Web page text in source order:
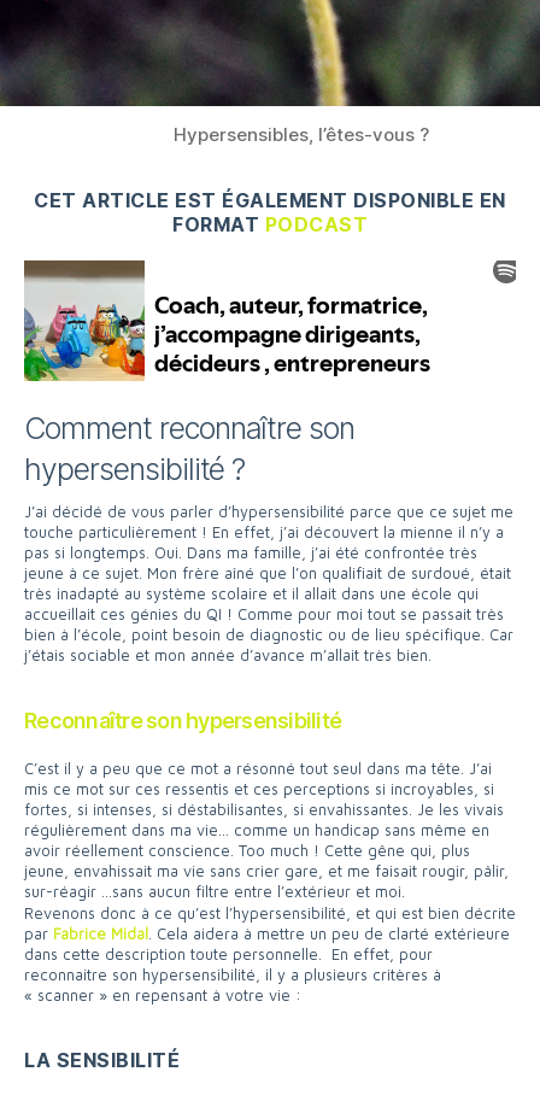
Hypersensibles, l’êtes-vous ?
CET ARTICLE EST ÉGALEMENT DISPONIBLE EN
FORMAT PODCAST
Comment reconnaître son
hypersensibilité ?
J’ai décidé de vous parler d’hypersensibilité parce que ce sujet me
touche particulièrement ! En effet, j’ai découvert la mienne il n’y a
pas si longtemps. Oui. Dans ma famille, j’ai été confrontée très
jeune à ce sujet. Mon frère aîné que l’on qualifiait de surdoué, était
très inadapté au système scolaire et il allait dans une école qui
accueillait ces génies du QI ! Comme pour moi tout se passait très
bien à l’école, point besoin de diagnostic ou de lieu spécifique. Car
j’étais sociable et mon année d’avance m’allait très bien.
Reconnaître son hypersensibilité
C’est il y a peu que ce mot a résonné tout seul dans ma tête. J’ai
mis ce mot sur ces ressentis et ces perceptions si incroyables, si
fortes, si intenses, si déstabilisantes, si envahissantes. Je les vivais
régulièrement dans ma vie… comme un handicap sans même en
avoir réellement conscience. Too much ! Cette gêne qui, plus
jeune, envahissait ma vie sans crier gare, et me faisait rougir, pâlir,
sur-réagir …sans aucun filtre entre l’extérieur et moi.
Revenons donc à ce qu’est l’hypersensibilité, et qui est bien décrite
par Fabrice Midal
. Cela aidera à mettre un peu de clarté extérieure
dans cette description toute personnelle. En effet, pour
reconnaitre son hypersensibilité, il y a plusieurs critères à
« scanner » en repensant à votre vie :
LA SENSIBILITÉ